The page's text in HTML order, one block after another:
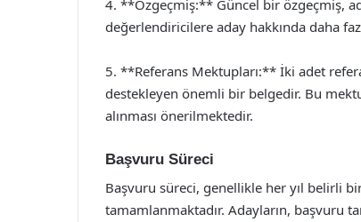
4. **Özgeçmiş:** Güncel bir özgeçmiş,
değerlendiricilere aday hakkında daha
5. **Referans Mektupları:** İki adet
destekleyen önemli bir belgedir. Bu
alınması önerilmektedir.
Başvuru Süreci
Başvuru süreci, genellikle her yıl belirli
tamamlanmaktadır. Adayların, başvuru